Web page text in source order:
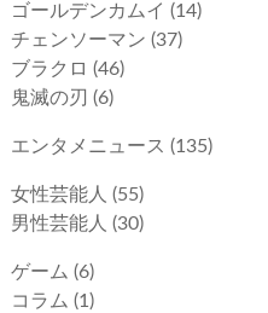
ゴールデンカムイ (14)
チェンソーマン (37)
ブラクロ (46)
鬼滅の刃 (6)
エンタメニュース (135)
女性芸能人 (55)
男性芸能人 (30)
ゲーム (6)
コラム (1)